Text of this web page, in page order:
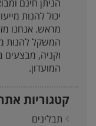
הניתן חינם
יכול להנות
מראש. אנחנו
וקניה, מבצעים
המועדון.
קטגוריות
תבלינים